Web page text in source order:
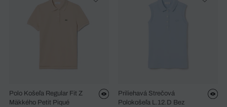
Polo Košeľa Regular Fit Z
Mäkkého Petit Piqué
Priliehavá Strečová
Polokošeľa L.12.D Bez